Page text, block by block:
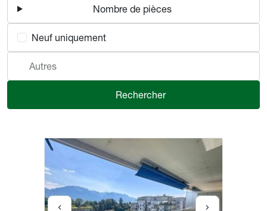
Nombre de pièces
Neuf uniquement
Autres
Rechercher